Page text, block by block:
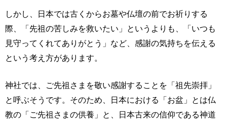
しかし、日本では古くからお墓や仏壇の前でお祈りする
際、「先祖の苦しみを救いたい」というよりも、「いつも
見守ってくれてありがとう」など、感謝の気持ちを伝える
という考え方があります。
神社では、ご先祖さまを敬い感謝することを「祖先崇拝」
と呼ぶそうです。そのため、日本における「お盆」とは仏
教の「ご先祖さまの供養」と、日本古来の信仰である神道